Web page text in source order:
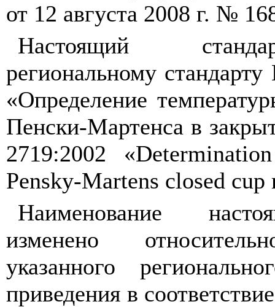
от 12 августа 2008 г. №
Настоящий
региональному стандарту
«Определение
Пенски-Мартенса в
2719:2002 «
Pensky-Martens closed cup
Наименование
изменено
указанного
приведения в соответствие